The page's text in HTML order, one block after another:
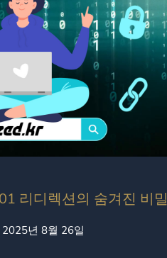
리디렉션의 숨겨진 비밀
2025년 8월 26일